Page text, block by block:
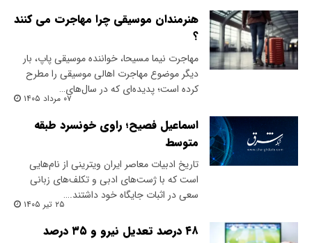
هنرمندان موسیقی چرا مهاجرت می کنند
؟
مهاجرت نیما مسیحا، خواننده موسیقی پاپ، بار
دیگر موضوع مهاجرت اهالی موسیقی را مطرح
کرده است؛ پدیده‌ای که در سال‌های…
۰۷ مرداد ۱۴۰۵
اسماعیل فصیح؛ راوی خونسرد طبقه
متوسط
تاریخ ادبیات معاصر ایران ویترینی از نام‌هایی
است که با ژست‌های ادبی و تکلف‌های زبانی
سعی در اثبات جایگاه خود داشتند.…
۲۵ تیر ۱۴۰۵
۴۸ درصد تعدیل نیرو و ۳۵ درصد